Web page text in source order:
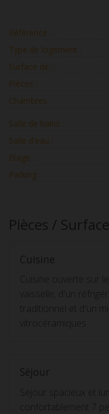
Référence :
Type de logement :
Surface de :
Pièces :
Chambres :
Salle de bains :
Salle d'eau :
Etage :
Parking :
Pièces /
Cuisine
Cuisine ouverte sur
vaisselle, d'un
traditionnel et d'un
vitrocéramiques
Séjour
Séjour spacieux et
confortablement 7